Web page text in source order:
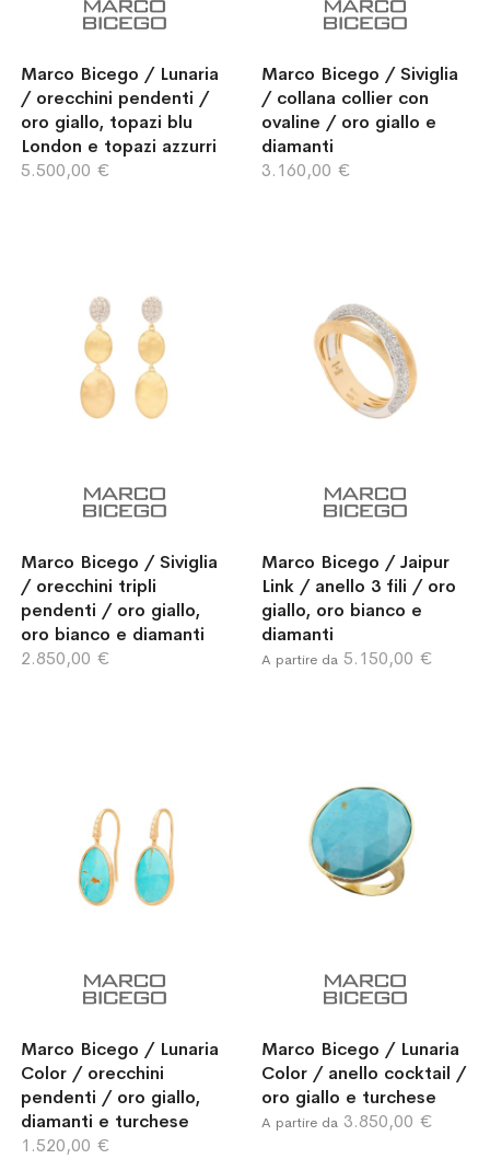
Marco Bicego / Lunaria
/ orecchini pendenti /
oro giallo, topazi blu
London e topazi azzurri
5.500,00 €
Marco Bicego / Siviglia
/ collana collier con
ovaline / oro giallo e
diamanti
3.160,00 €
Marco Bicego / Siviglia
/ orecchini tripli
pendenti / oro giallo,
oro bianco e diamanti
2.850,00 €
Marco Bicego / Jaipur
Link / anello 3 fili / oro
giallo, oro bianco e
diamanti
A partire da 5.150,00 €
Marco Bicego / Lunaria
Color / orecchini
pendenti / oro giallo,
diamanti e turchese
1.520,00 €
Marco Bicego / Lunaria
Color / anello cocktail /
oro giallo e turchese
A partire da 3.850,00 €